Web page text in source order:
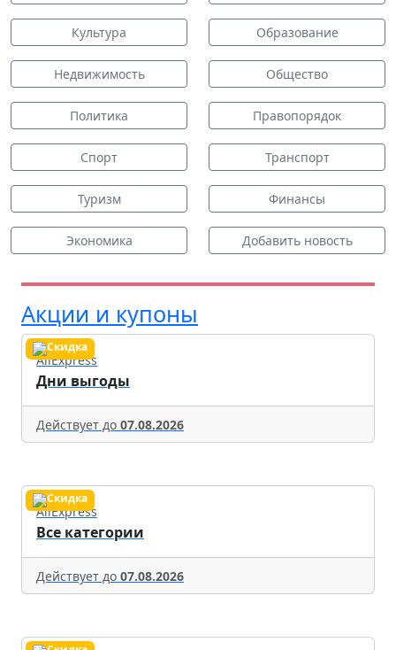
Культура Образование
Недвижимость Общество
Политика Правопорядок
Спорт Транспорт
Туризм Финансы
Экономика Добавить новость
Акции и купоны
AliExpress
Дни выгоды
Действует до 07.08.2026
AliExpress
Все категории
Действует до 07.08.2026